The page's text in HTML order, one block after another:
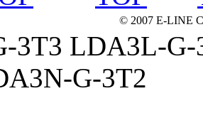
© 2007 E-LINE
3T3 LDA3L-
G-3T2